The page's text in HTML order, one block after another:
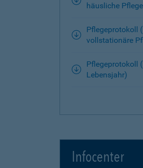
häusliche
Pflegeprotokoll
vollstationäre
Pflegeprotokoll
Lebensjahr)
Infocenter